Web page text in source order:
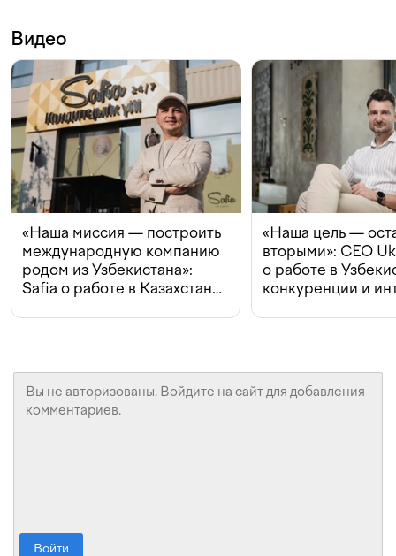
Видео
«Наша миссия — построить
международную компанию
родом из Узбекистана»:
Safia о работе в Казахстане,
«Наша цель —
вторыми»: CEO
о работе в
конкуренции и
Войти